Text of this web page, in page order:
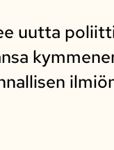
uutta